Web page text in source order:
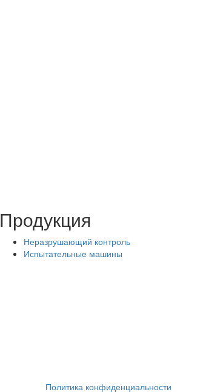
Продукция
Неразрушающий контроль
Испытательные машины
Политика конфиденциальности